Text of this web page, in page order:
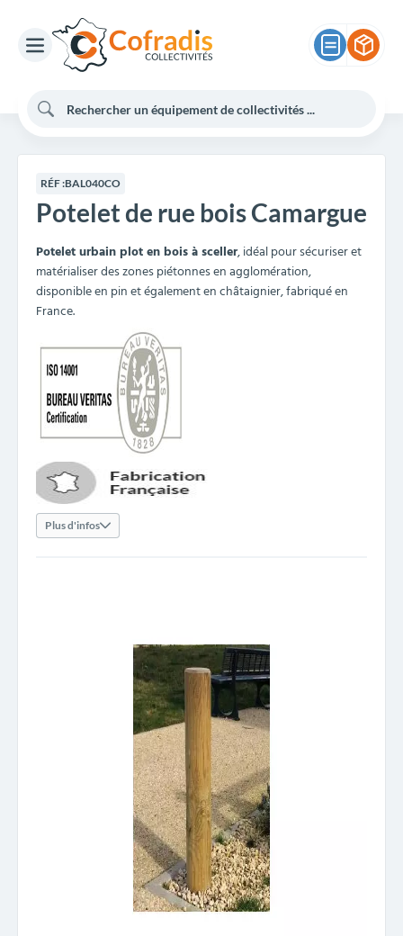
RÉF :BAL040CO
Potelet de rue bois Camargue
Potelet urbain plot en bois à sceller, idéal pour sécuriser et
matérialiser des zones piétonnes en agglomération,
disponible en pin et également en châtaignier, fabriqué en
France.
Plus d'infos